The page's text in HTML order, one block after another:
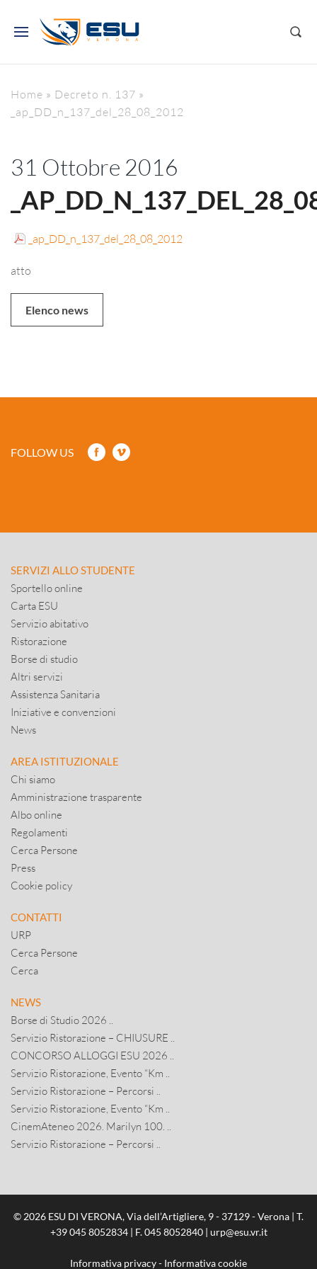
Home » Decreto n. 137 »
_ap_DD_n_137_del_28_08_2012
31 Ottobre 2016
_ap_DD_n_137_del_28_08_2012
atto
Elenco news
FOLLOW US
SERVIZI ALLO STUDENTE
Sportello online
Carta ESU
Servizio abitativo
Ristorazione
Borse di studio
Altri servizi
Assistenza Sanitaria
Iniziative e convenzioni
News
AREA ISTITUZIONALE
Chi siamo
Amministrazione trasparente
Albo online
Regolamenti
Cerca Persone
Press
Cookie policy
CONTATTI
URP
Cerca Persone
Cerca
NEWS
Borse di Studio 2026 ..
Servizio Ristorazione – CHIUSURE ..
CONCORSO ALLOGGI ESU 2026 ..
Servizio Ristorazione, Evento “Km ..
Servizio Ristorazione – Percorsi ..
Servizio Ristorazione, Evento “Km ..
CinemAteneo 2026. Marilyn 100. ..
Servizio Ristorazione – Percorsi ..
© 2026 ESU DI VERONA, Via dell’Artigliere, 9 - 37129 - Verona | T.
+39 045 8052834| F. 045 8052840 | urp@esu.vr.it
Informativa privacy- Informativa cookie